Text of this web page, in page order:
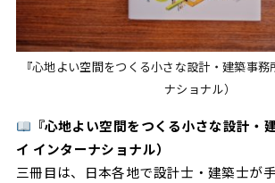
『心地よい空間をつくる小さな設計・建築事
ナショナル）
『心地よい空間をつくる小さな設計・
イ インターナショナル）
三冊目は、日本各地で設計士・建築士が